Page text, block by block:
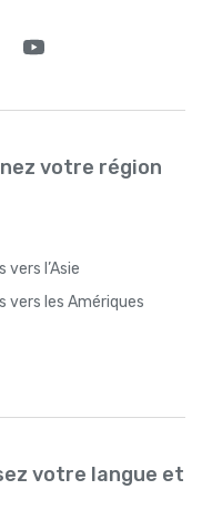
votre région
vers l’Asie
vers les Amériques
votre langue et